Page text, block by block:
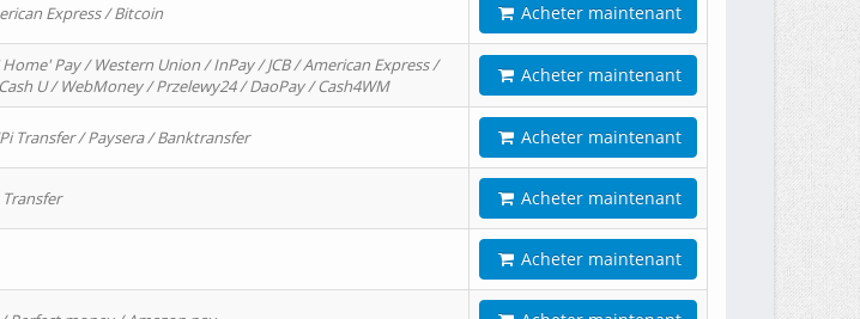
Express / Bitcoin Acheter maintenant
Pay / Western Union / InPay / JCB / American Express /
U / WebMoney / Przelewy24 / DaoPay / Cash4WM
Acheter maintenant
Transfer / Paysera / Banktransfer Acheter maintenant
Acheter maintenant
Acheter maintenant